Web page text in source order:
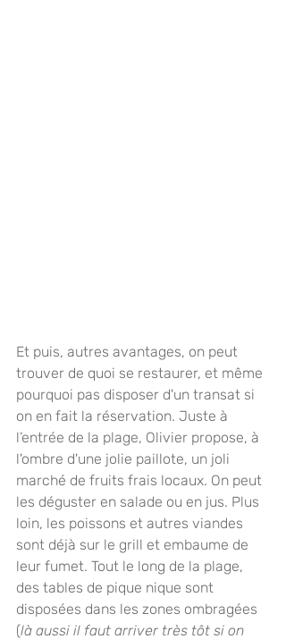
Et puis, autres avantages, on peut
trouver de quoi se restaurer, et même
pourquoi pas disposer d'un transat si
on en fait la réservation. Juste à
l’entrée de la plage, Olivier propose, à
l'ombre d'une jolie paillote, un joli
marché de fruits frais locaux. On peut
les déguster en salade ou en jus. Plus
loin, les poissons et autres viandes
sont déjà sur le grill et embaume de
leur fumet. Tout le long de la plage,
des tables de pique nique sont
disposées dans les zones ombragées
(là aussi il faut arriver très tôt si on